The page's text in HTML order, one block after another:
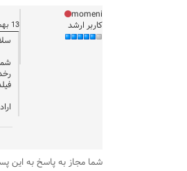
momeni
کاربر ارشد
13 بهمن 1404 05:06 ب.ظ
شما مجاز به پاسخ به اين